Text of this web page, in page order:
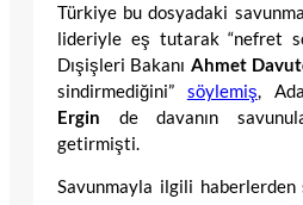
Türkiye bu dosyadaki
lideriyle eş tutarak “nefret
Dışişleri Bakanı Ahmet
sindirmediğini” söylemiş,
Ergin de davanın
getirmişti.
Savunmayla ilgili haberlerden